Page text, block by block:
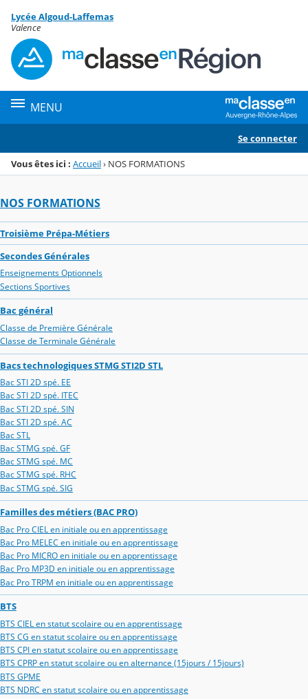
Menu de la rubrique
Contenu
Lycée Algoud-Laffemas
Valence
MENU
Se connecter
Vous êtes ici : Accueil› NOS FORMATIONS
NOS FORMATIONS
Troisième Prépa-Métiers
Secondes Générales
Enseignements Optionnels
Sections Sportives
Bac général
Classe de Première Générale
Classe de Terminale Générale
Bacs technologiques STMG STI2D STL
Bac STI 2D spé. EE
Bac STI 2D spé. ITEC
Bac STI 2D spé. SIN
Bac STI 2D spé. AC
Bac STL
Bac STMG spé. GF
Bac STMG spé. MC
Bac STMG spé. RHC
Bac STMG spé. SIG
Familles des métiers (BAC PRO)
Bac Pro CIEL en initiale ou en apprentissage
Bac Pro MELEC en initiale ou en apprentissage
Bac Pro MICRO en initiale ou en apprentissage
Bac Pro MP3D en initiale ou en apprentissage
Bac Pro TRPM en initiale ou en apprentissage
BTS
BTS CIEL en statut scolaire ou en apprentissage
BTS CG en statut scolaire ou en apprentissage
BTS CPI en statut scolaire ou en apprentissage
BTS CPRP en statut scolaire ou en alternance (15jours / 15jours)
BTS GPME
BTS NDRC en statut scolaire ou en apprentissage